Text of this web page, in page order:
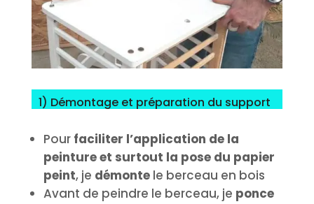
1) Démontage et préparation du support
Pour faciliter l’application de la
peinture et surtout la pose du papier
peint, je démontele berceau en bois
Avant de peindre le berceau, je ponce